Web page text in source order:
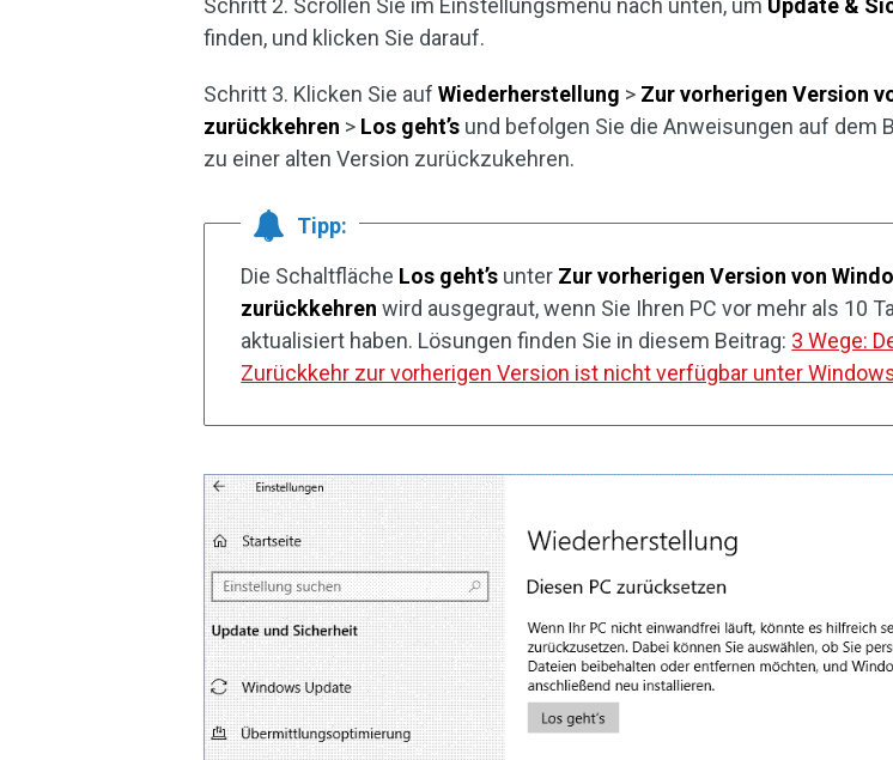
Schritt 2. Scrollen Sie im Einstellungsmenü nach unten, um Update &
finden, und klicken Sie darauf.
Schritt 3. Klicken Sie aufWiederherstellung > Zur vorherigen Version
zurückkehren > Los geht’s und befolgen Sie die Anweisungen auf dem
zu einer alten Version zurückzukehren.
Tipp:
Die Schaltfläche Los geht’s unter Zur vorherigen Version von
zurückkehrenwird ausgegraut, wenn Sie Ihren PC vor mehr als 10
aktualisiert haben. Lösungen finden Sie in diesem Beitrag: 3 Wege:
Zurückkehr zur vorherigen Version ist nicht verfügbar unter